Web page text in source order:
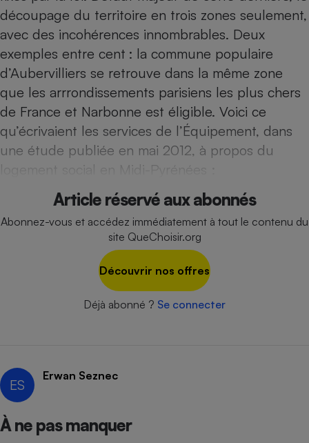
découpage du territoire en trois zones seulement,
avec des incohérences innombrables. Deux
exemples entre cent : la commune populaire
d’Aubervilliers se retrouve dans la même zone
que les arrrondissements parisiens les plus chers
de France et Narbonne est éligible. Voici ce
qu’écrivaient les services de l’Équipement, dans
une étude publiée en mai 2012, à propos du
logement social en Midi-Pyrénées :
Article réservé aux abonnés
Abonnez-vous et accédez immédiatement à tout le contenu du
site QueChoisir.org
Découvrir nos offres
Déjà abonné ? Se connecter
ES
Erwan Seznec
À ne pas manquer
Lave-linge
Plaque de cuisson à
Climatiseur -
Téléphone mobile -
Smartphone
Radiateur électrique
Climatiseur -
Antimoustique